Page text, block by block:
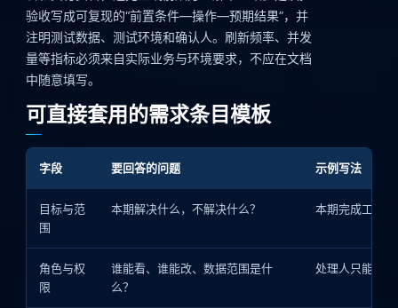
验收写成可复现的“前置条件—操作—预期结果”，并
注明测试数据、测试环境和确认人。刷新频率、并发
量等指标必须来自实际业务与环境要求，不应在文档
中随意填写。
可直接套用的需求条目模板
字段 要回答的问题 示例写法
目标与范
围
本期解决什么，不解决什么？ 本期完成工单
角色与权
限
谁能看、谁能改、数据范围是什
么？
处理人只能查